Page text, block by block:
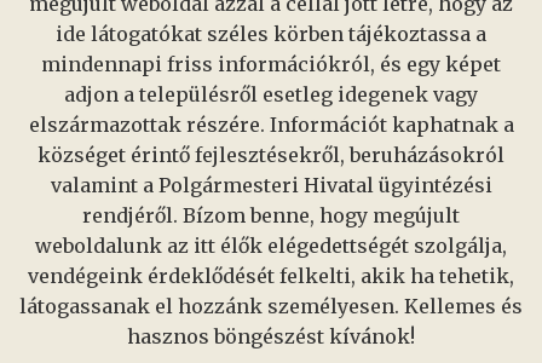
ide látogatókat széles körben tájékoztassa a
mindennapi friss információkról, és egy képet
adjon a településről esetleg idegenek vagy
elszármazottak részére. Információt kaphatnak a
községet érintő fejlesztésekről, beruházásokról
valamint a Polgármesteri Hivatal ügyintézési
rendjéről. Bízom benne, hogy megújult
weboldalunk az itt élők elégedettségét szolgálja,
vendégeink érdeklődését felkelti, akik ha tehetik,
látogassanak el hozzánk személyesen. Kellemes és
hasznos böngészést kívánok!